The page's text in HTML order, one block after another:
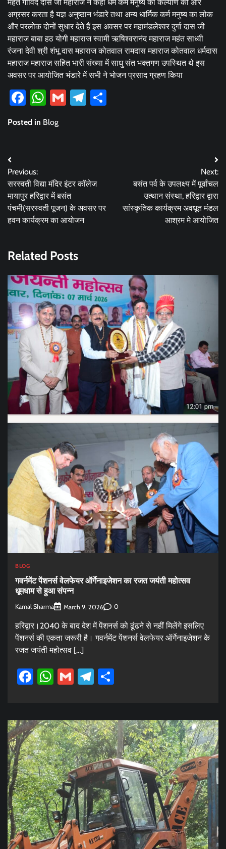
महंत गोविंद दास जी महाराज ने कहा धर्म कर्म मनुष्य को कल्याण की ओर
अग्रसर करता है यज्ञ अनुष्ठान भंडारे तथा अन्य धार्मिक कर्म मनुष्य का लोक
और परलोक दोनों सुधार देते हैं इस अवसर पर महामंडलेश्वर दुर्गा दास जी
महाराज बाबा हठ योगी महाराज स्वामी ऋषिश्वरानंद महाराज महंत साध्वी
रंजना देवी श्री शंभू दास महाराज कोतवाल रामदास महाराज कोतवाल धर्मदास
महाराज महाराज सहित भारी संख्या में साधु संत भक्तगण उपस्थित थे इस
अवसर पर आयोजित भंडारे में सभी ने भोजन प्रसाद ग्रहण किया
Facebook
WhatsApp
GmailTelegram
Posted in Blog
Post
navigation
Previous:
सरस्वती विद्या मंदिर इंटर कॉलेज
मायापुर हरिद्वार में बसंत
पंचमी(सरस्वती पूजन) के अवसर पर
हवन कार्यक्रम का आयोजन
Next:
बसंत पर्व के उपलक्ष्य में पूर्वांचल
उत्थान संस्था, हरिद्वार द्वारा
सांस्कृतिक कार्यक्रम अवधूत मंडल
आश्रम मे आयोजित
Related Posts
BLOG
गवर्नमेंट पेंशनर्स वेलफेयर ऑर्गेनाइजेशन का रजत जयंती महोत्सव
धूमधाम से हुआ संपन्न
Kamal Sharma March 9, 2026 0
हरिद्वार।2040 के बाद देश में पेंशनर्स को ढूंढने से नहीं मिलेंगे इसलिए
पेंशनर्स की एकता जरूरी है। गवर्नमेंट पेंशनर्स वेलफेयर ऑर्गेनाइजेशन के
रजत जयंती महोत्सव […]
Facebook
WhatsApp
GmailTelegram